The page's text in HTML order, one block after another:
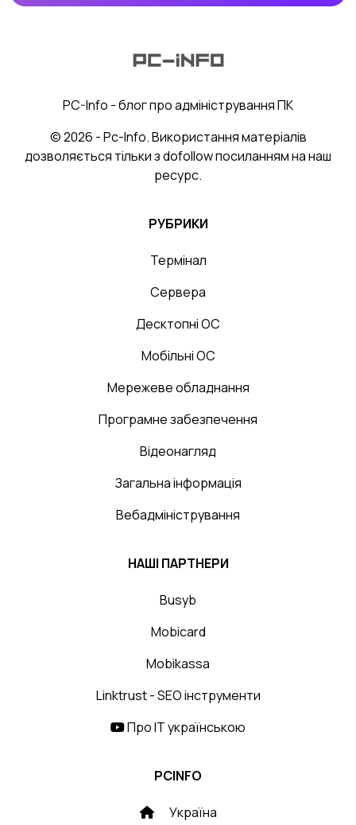
PC-Info - блог про адміністрування ПК
© 2026 - Pc-Info. Використання матеріалів
дозволяється тільки з dofollow посиланням на наш
ресурс.
РУБРИКИ
Термінал
Сервера
Десктопні ОС
Мобільні ОС
Мережеве обладнання
Програмне забезпечення
Відеонагляд
Загальна інформація
Вебадміністрування
НАШІ ПАРТНЕРИ
Busyb
Mobicard
Mobikassa
Linktrust - SEO інструменти
Про IT українською
PCINFO
Україна